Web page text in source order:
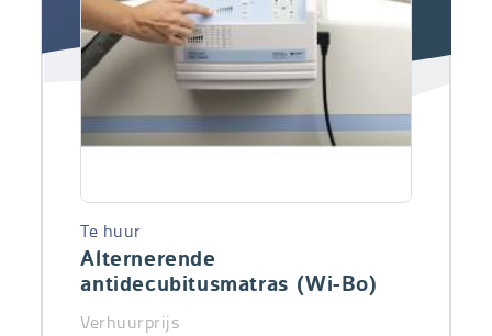
Alternerende
antidecubitusmatras (Wi-Bo)
Te huur
Verhuurprijs